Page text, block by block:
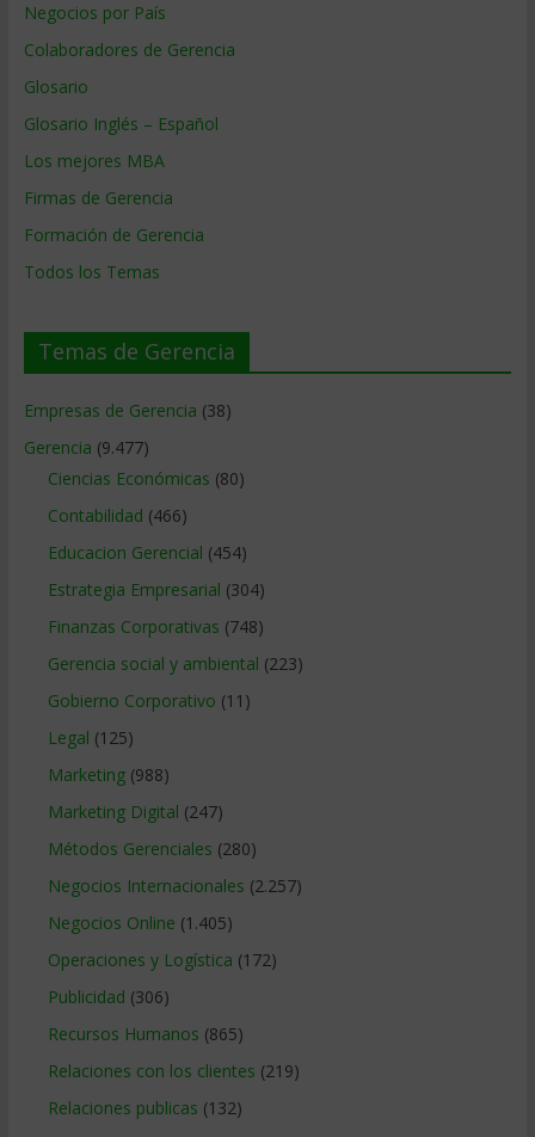
Negocios por País
Colaboradores de Gerencia
Glosario
Glosario Inglés – Español
Los mejores MBA
Firmas de Gerencia
Formación de Gerencia
Todos los Temas
Temas de Gerencia
Empresas de Gerencia (38)
Gerencia (9.477)
Ciencias Económicas (80)
Contabilidad (466)
Educacion Gerencial (454)
Estrategia Empresarial (304)
Finanzas Corporativas (748)
Gerencia social y ambiental (223)
Gobierno Corporativo (11)
Legal (125)
Marketing(988)
Marketing Digital (247)
Métodos Gerenciales (280)
Negocios Internacionales (2.257)
Negocios Online (1.405)
Operaciones y Logística (172)
Publicidad (306)
Recursos Humanos (865)
Relaciones con los clientes (219)
Relaciones publicas (132)